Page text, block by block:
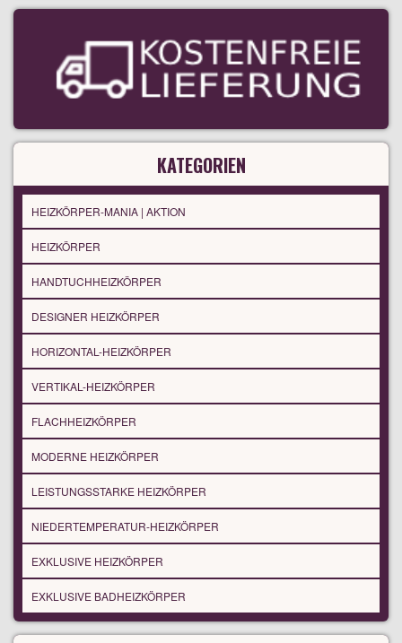
KATEGORIEN
HEIZKÖRPER-MANIA | AKTION
HEIZKÖRPER
HANDTUCHHEIZKÖRPER
DESIGNER HEIZKÖRPER
HORIZONTAL-HEIZKÖRPER
VERTIKAL-HEIZKÖRPER
FLACHHEIZKÖRPER
MODERNE HEIZKÖRPER
LEISTUNGSSTARKE HEIZKÖRPER
NIEDERTEMPERATUR-HEIZKÖRPER
EXKLUSIVE HEIZKÖRPER
EXKLUSIVE BADHEIZKÖRPER